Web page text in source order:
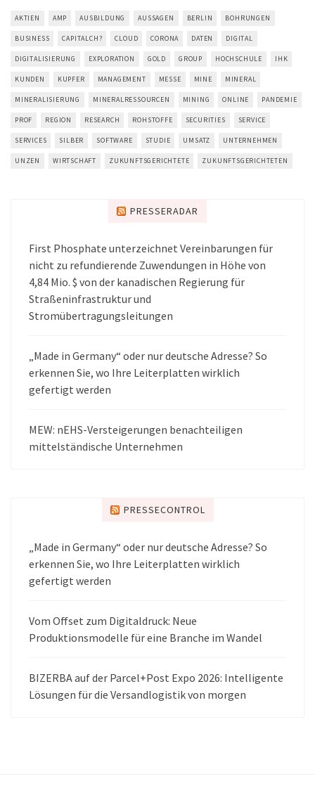
AKTIEN AMP AUSBILDUNG AUSSAGEN BERLIN BOHRUNGEN
BUSINESS CAPITALCH? CLOUD CORONA DATEN DIGITAL
DIGITALISIERUNG EXPLORATION GOLD GROUP HOCHSCHULE IHK
KUNDEN KUPFER MANAGEMENT MESSE MINE MINERAL
MINERALISIERUNG MINERALRESSOURCEN MINING ONLINE PANDEMIE
PROF REGION RESEARCH ROHSTOFFE SECURITIES SERVICE
SERVICES SILBER SOFTWARE STUDIE UMSATZ UNTERNEHMEN
UNZEN WIRTSCHAFT ZUKUNFTSGERICHTETE ZUKUNFTSGERICHTETEN
PRESSERADAR
First Phosphate unterzeichnet Vereinbarungen für
nicht zu refundierende Zuwendungen in Höhe von
4,84 Mio. $ von der kanadischen Regierung für
Straßeninfrastruktur und
Stromübertragungsleitungen
„Made in Germany“ oder nur deutsche Adresse? So
erkennen Sie, wo Ihre Leiterplatten wirklich
gefertigt werden
MEW: nEHS-Versteigerungen benachteiligen
mittelständische Unternehmen
PRESSECONTROL
„Made in Germany“ oder nur deutsche Adresse? So
erkennen Sie, wo Ihre Leiterplatten wirklich
gefertigt werden
Vom Offset zum Digitaldruck: Neue
Produktionsmodelle für eine Branche im Wandel
BIZERBA auf der Parcel+Post Expo 2026: Intelligente
Lösungen für die Versandlogistik von morgen